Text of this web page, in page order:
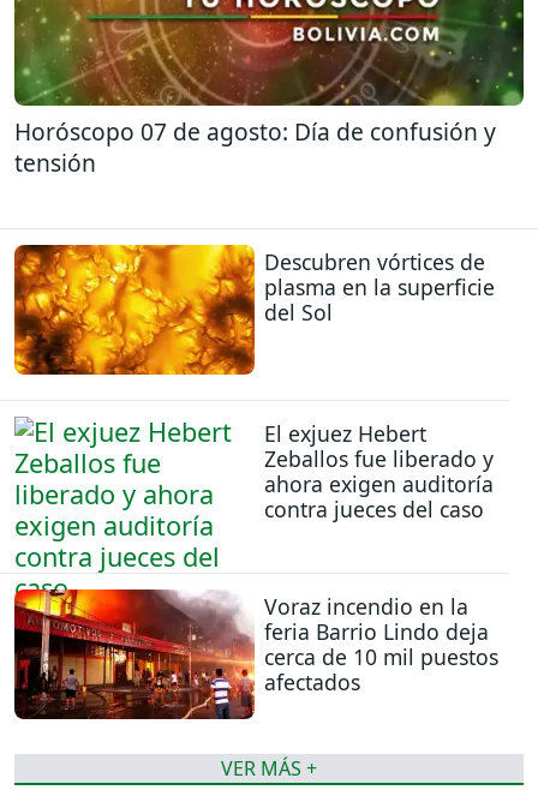
Horóscopo 07 de agosto: Día de confusión y
tensión
Descubren vórtices de
plasma en la superficie
del Sol
El exjuez Hebert
Zeballos fue liberado y
ahora exigen auditoría
contra jueces del caso
Voraz incendio en la
feria Barrio Lindo deja
cerca de 10 mil puestos
afectados
VER MÁS +